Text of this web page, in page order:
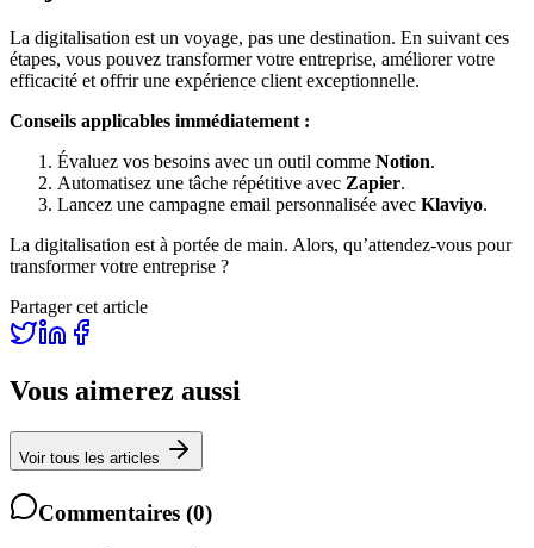
La digitalisation est un voyage, pas une destination. En suivant ces
étapes, vous pouvez transformer votre entreprise, améliorer votre
efficacité et offrir une expérience client exceptionnelle.
Conseils applicables immédiatement :
Évaluez vos besoins avec un outil comme Notion.
Automatisez une tâche répétitive avec Zapier.
Lancez une campagne email personnalisée avec Klaviyo.
La digitalisation est à portée de main. Alors, qu’attendez-vous pour
transformer votre entreprise ?
Partager cet article
Vous aimerez aussi
Voir tous les articles
Commentaires (0)